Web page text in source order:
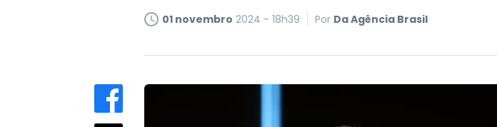
01 novembro 2024 - 18h39 Por Da Agência Brasil